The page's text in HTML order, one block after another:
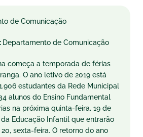
de Comunicação
Departamento de Comunicação
começa a temporada de férias
O ano letivo de 2019 está
estudantes da Rede Municipal
alunos do Ensino Fundamental
na próxima quinta-feira, 19 de
Educação Infantil que entrarão
sexta-feira. O retorno do ano